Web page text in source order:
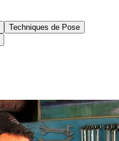
Techniques de Pose